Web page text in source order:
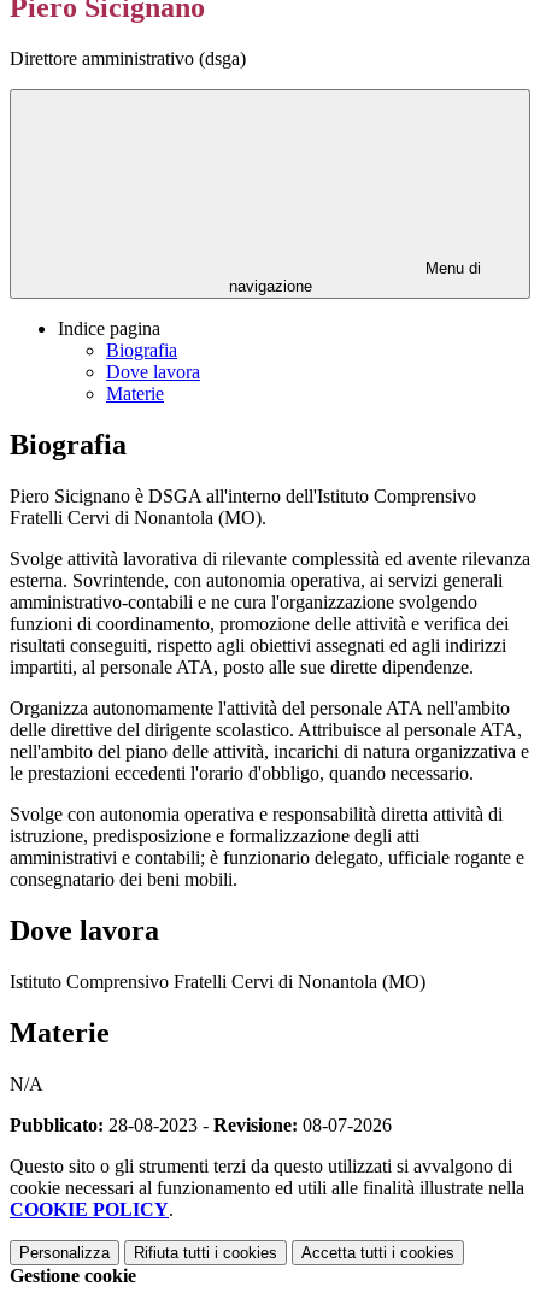
Piero Sicignano
Direttore amministrativo (dsga)
Menu di
navigazione
Indice pagina
Biografia
Dove lavora
Materie
Biografia
Piero Sicignano è DSGA all'interno dell'Istituto Comprensivo
Fratelli Cervi di Nonantola (MO).
Svolge attività lavorativa di rilevante complessità ed avente rilevanza
esterna. Sovrintende, con autonomia operativa, ai servizi generali
amministrativo-contabili e ne cura l'organizzazione svolgendo
funzioni di coordinamento, promozione delle attività e verifica dei
risultati conseguiti, rispetto agli obiettivi assegnati ed agli indirizzi
impartiti, al personale ATA, posto alle sue dirette dipendenze.
Organizza autonomamente l'attività del personale ATA nell'ambito
delle direttive del dirigente scolastico. Attribuisce al personale ATA,
nell'ambito del piano delle attività, incarichi di natura organizzativa e
le prestazioni eccedenti l'orario d'obbligo, quando necessario.
Svolge con autonomia operativa e responsabilità diretta attività di
istruzione, predisposizione e formalizzazione degli atti
amministrativi e contabili; è funzionario delegato, ufficiale rogante e
consegnatario dei beni mobili.
Dove lavora
Istituto Comprensivo Fratelli Cervi di Nonantola (MO)
Materie
N/A
Pubblicato: 28-08-2023 - Revisione: 08-07-2026
Questo sito o gli strumenti terzi da questo utilizzati si avvalgono di
cookie necessari al funzionamento ed utili alle finalità illustrate nella
COOKIE POLICY.
Personalizza Rifiuta tutti i cookies Accetta tutti i cookies
Gestione cookie